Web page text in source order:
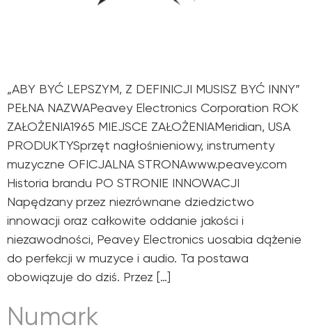
„ABY BYĆ LEPSZYM, Z DEFINICJI MUSISZ BYĆ INNY”
PEŁNA NAZWAPeavey Electronics Corporation ROK
ZAŁOŻENIA1965 MIEJSCE ZAŁOŻENIAMeridian, USA
PRODUKTYSprzęt nagłośnieniowy, instrumenty
muzyczne OFICJALNA STRONAwww.peavey.com
Historia brandu PO STRONIE INNOWACJI
Napędzany przez niezrównane dziedzictwo
innowacji oraz całkowite oddanie jakości i
niezawodności, Peavey Electronics uosabia dążenie
do perfekcji w muzyce i audio. Ta postawa
obowiązuje do dziś. Przez […]
Numark